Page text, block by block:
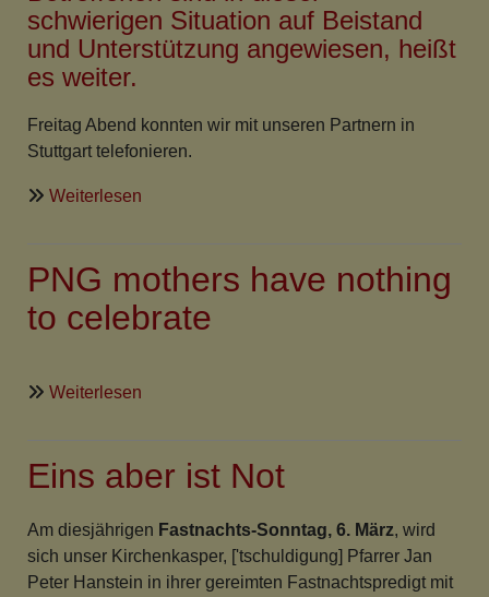
schwierigen Situation auf Beistand
und Unterstützung angewiesen, heißt
es weiter.
Freitag Abend konnten wir mit unseren Partnern in
Stuttgart telefonieren.
Weiterlesen
mit
Folgen
PNG mothers have nothing
to celebrate
Weiterlesen
have
to
celebrate
Eins aber ist Not
Am diesjährigen Fastnachts-Sonntag, 6. März, wird
sich unser Kirchenkasper, ['tschuldigung] Pfarrer Jan
Peter Hanstein in ihrer gereimten Fastnachtspredigt mit